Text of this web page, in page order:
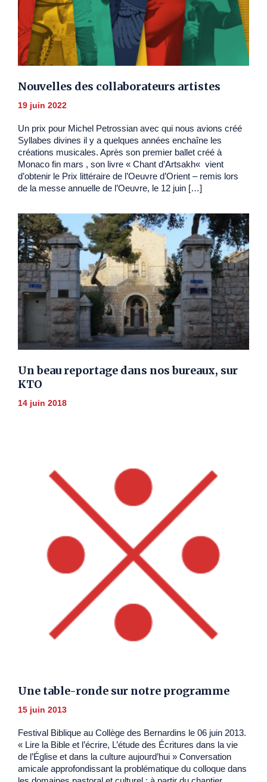
Nouvelles des collaborateurs artistes
19 juin 2022
Un prix pour Michel Petrossian avec qui nous avions créé
Syllabes divines il y a quelques années enchaîne les
créations musicales. Après son premier ballet créé à
Monaco fin mars , son livre « Chant d’Artsakh« vient
d’obtenir le Prix littéraire de l’Oeuvre d’Orient – remis lors
de la messe annuelle de l’Oeuvre, le 12 juin […]
Un beau reportage dans nos bureaux, sur
KTO
14 juin 2018
Une table-ronde sur notre programme
15 juin 2013
Festival Biblique au Collège des Bernardins le 06 juin 2013.
« Lire la Bible et l’écrire, L’étude des Écritures dans la vie
de l’Église et dans la culture aujourd’hui » Conversation
amicale approfondissant la problématique du colloque dans